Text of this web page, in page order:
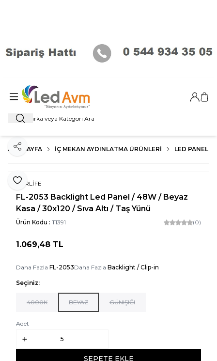
Ara
Giriş
ANA SAYFA İÇ MEKAN AYDINLATMA ÜRÜNLERI LED PANEL
Favoriye Ekle
Paylaş
FORLİFE
FL-2053 Backlight Led Panel / 48W / Beyaz
Kasa / 30x120 / Sıva Altı / Taş Yünü
Ürün Kodu : T1391 (0)
1.069,48 TL
Daha Fazla FL-2053Daha Fazla Backlight / Clip-in
Seçiniz:
4000K BEYAZ GÜNIŞIĞI
Adet
SEPETE EKLE